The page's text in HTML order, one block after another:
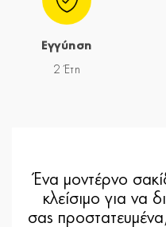
Εγγύηση
2 Έτη
Ένα μοντέρνο
κλείσιμο για να
σας